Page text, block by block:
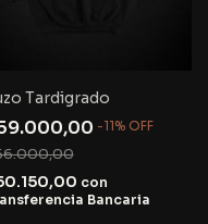
Tardigrado
-11% OFF
con
Bancaria